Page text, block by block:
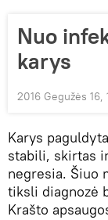
Nuo
karys
2016 Gegužės 16,
Karys
stabili, skirtas
negresia. Šiuo
tiksli diagnozė
Krašto